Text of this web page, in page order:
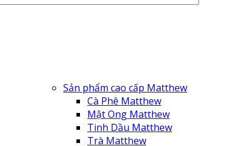
Sản phẩm cao cấp Matthew
Cà Phê Matthew
Mật Ong Matthew
Tinh Dầu Matthew
Trà Matthew